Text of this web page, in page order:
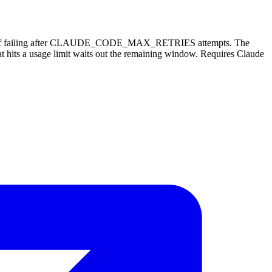
failing after CLAUDE_CODE_MAX_RETRIES attempts. The
hits a usage limit waits out the remaining window. Requires Claude